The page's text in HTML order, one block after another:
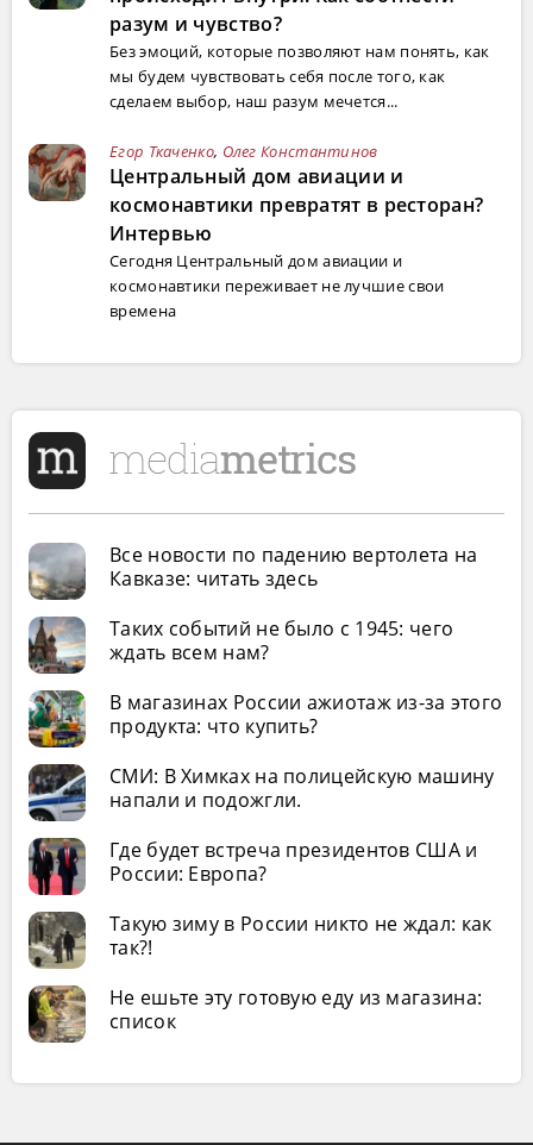
разум и чувство?
Без эмоций, которые позволяют нам понять, как
мы будем чувствовать себя после того, как
сделаем выбор, наш разум мечется...
Егор Ткаченко, Олег Константинов
Центральный дом авиации и
космонавтики превратят в ресторан?
Интервью
Сегодня Центральный дом авиации и
космонавтики переживает не лучшие свои
времена
Все новости по падению вертолета на
Кавказе: читать здесь
Таких событий не было с 1945: чего
ждать всем нам?
В магазинах России ажиотаж из-за этого
продукта: что купить?
СМИ: В Химках на полицейскую машину
напали и подожгли.
Где будет встреча президентов США и
России: Европа?
Такую зиму в России никто не ждал: как
так?!
Не ешьте эту готовую еду из магазина:
список